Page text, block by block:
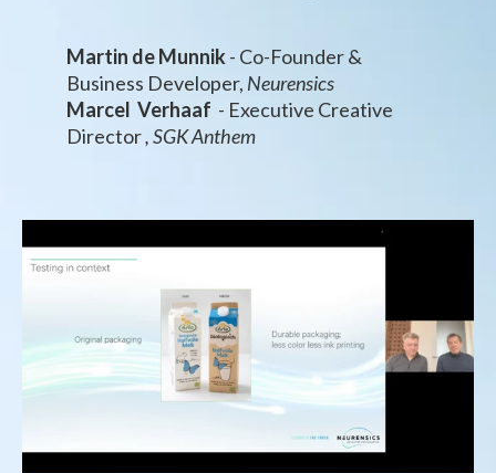
Martin de Munnik- Co-Founder &
Business Developer, Neurensics
Marcel Verhaaf - Executive Creative
Director, SGK Anthem